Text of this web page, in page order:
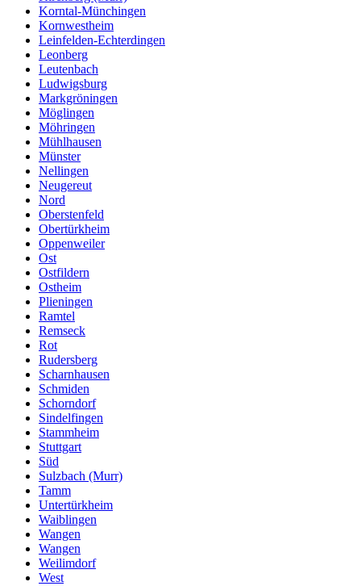
Korntal-Münchingen
Kornwestheim
Leinfelden-Echterdingen
Leonberg
Leutenbach
Ludwigsburg
Markgröningen
Möglingen
Möhringen
Mühlhausen
Münster
Nellingen
Neugereut
Nord
Oberstenfeld
Obertürkheim
Oppenweiler
Ost
Ostfildern
Ostheim
Plieningen
Ramtel
Remseck
Rot
Rudersberg
Scharnhausen
Schmiden
Schorndorf
Sindelfingen
Stammheim
Stuttgart
Süd
Sulzbach (Murr)
Tamm
Untertürkheim
Waiblingen
Wangen
Wangen
Weilimdorf
West